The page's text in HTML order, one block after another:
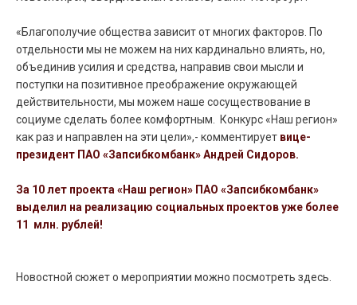
«Благополучие общества зависит от многих факторов. По
отдельности мы не можем на них кардинально влиять, но,
объединив усилия и средства, направив свои мысли и
поступки на позитивное преображение окружающей
действительности, мы можем наше сосуществование в
социуме сделать более комфортным. Конкурс «Наш регион»
как раз и направлен на эти цели»,- комментирует вице-
президент ПАО «Запсибкомбанк» Андрей Сидоров.
За 10 лет проекта «Наш регион» ПАО «Запсибкомбанк»
выделил на реализацию социальных проектов уже более
11 млн. рублей!
Новостной сюжет о мероприятии можно посмотреть здесь.